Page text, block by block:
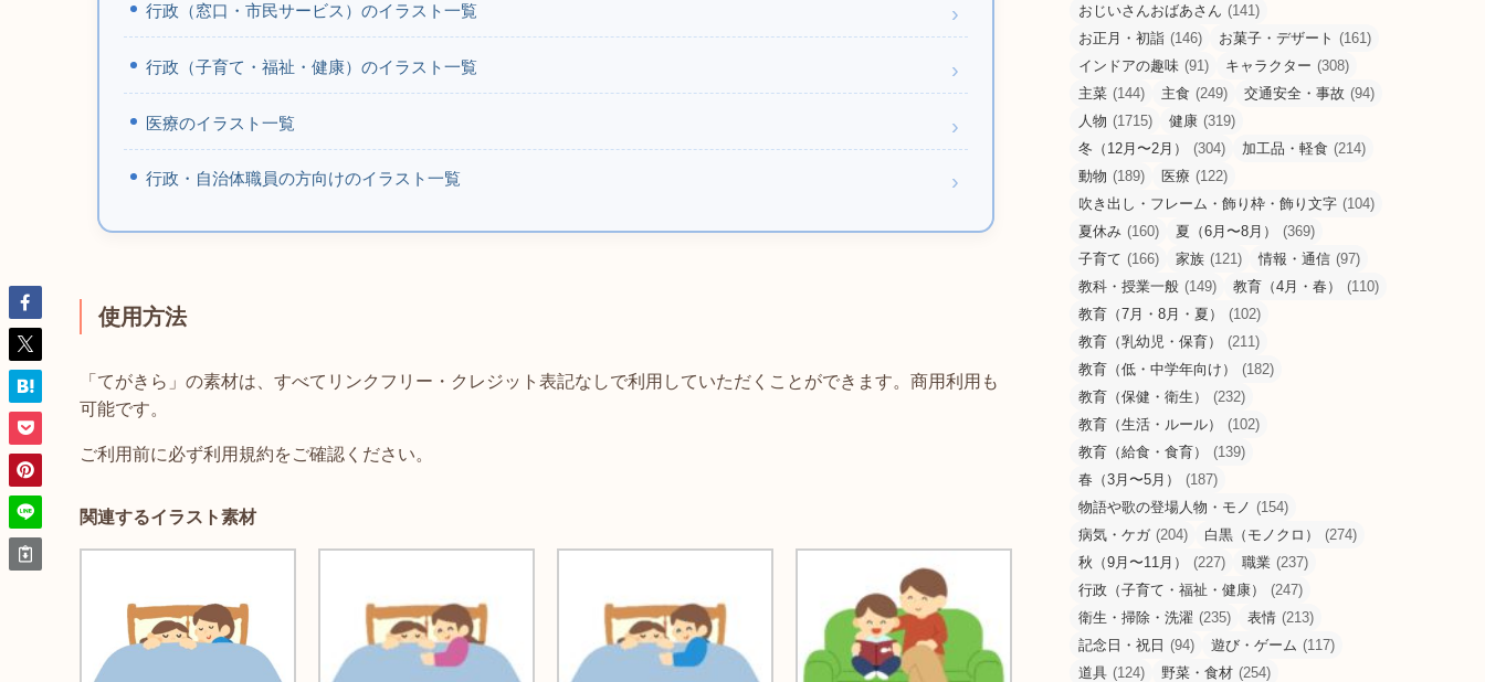
行政（窓口・市民サービス）のイラスト一覧
行政（子育て・福祉・健康）のイラスト一覧
医療のイラスト一覧
行政・自治体職員の方向けのイラスト一覧
使用方法
「てがきら」の素材は、すべてリンクフリー・クレジット表記なしで利用していただくことができます。商用利用も
可能です。
ご利用前に必ず利用規約をご確認ください。
関連するイラスト素材
おじいさんおばあさん (141)
お正月・初詣 (146) お菓子・デザート (161)
インドアの趣味 (91) キャラクター (308)
主菜 (144) 主食 (249) 交通安全・事故 (94)
人物 (1715) 健康 (319)
冬（12月〜2月）
(304) 加工品・軽食 (214)
動物 (189) 医療 (122)
吹き出し・フレーム・飾り枠・飾り文字 (104)
夏休み (160) 夏（6月〜8月）
(369)
子育て (166) 家族 (121) 情報・通信 (97)
教科・授業一般 (149) 教育（4月・春）
(110)
教育（7月・8月・夏）
(102)
教育（乳幼児・保育）
(211)
教育（低・中学年向け）
(182)
教育（保健・衛生）
(232)
教育（生活・ルール）
(102)
教育（給食・食育）
(139)
春（3月〜5月）
(187)
物語や歌の登場人物・モノ (154)
病気・ケガ (204) 白黒（モノクロ）
(274)
秋（9月〜11月）
(227) 職業 (237)
行政（子育て・福祉・健康）
(247)
衛生・掃除・洗濯 (235) 表情 (213)
記念日・祝日 (94) 遊び・ゲーム (117)
道具 (124) 野菜・食材 (254)